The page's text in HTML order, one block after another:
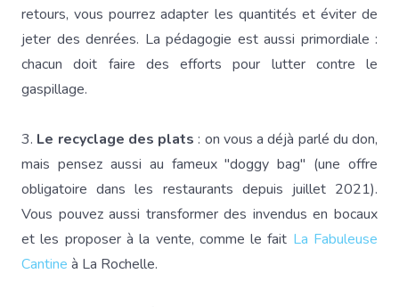
retours, vous pourrez adapter les quantités et éviter de
jeter des denrées. La pédagogie est aussi primordiale :
chacun doit faire des efforts pour lutter contre le
gaspillage.
3. Le recyclage des plats : on vous a déjà parlé du don,
mais pensez aussi au fameux "doggy bag" (une offre
obligatoire dans les restaurants depuis juillet 2021).
Vous pouvez aussi transformer des invendus en bocaux
et les proposer à la vente, comme le fait La Fabuleuse
Cantine à La Rochelle.